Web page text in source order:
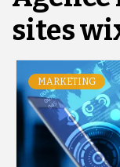
sites
MARKETING